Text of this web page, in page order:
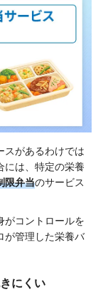
スがあるわけでは
には、特定の栄養
限弁当のサービス
がコントロールを
が管理した栄養バ
にくい